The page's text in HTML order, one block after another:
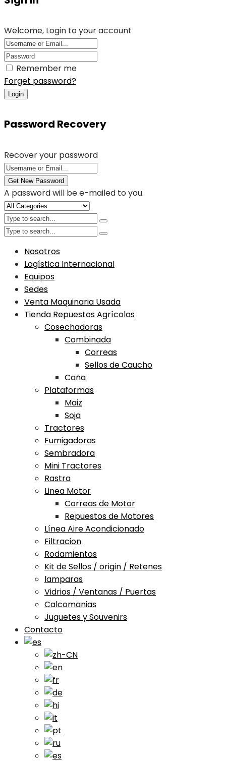
Welcome, Login to your account
Remember me
Forget password?
Login
Password Recovery
Recover your password
Get New Password
A password will be e-mailed to you.
Nosotros
Logística Internacional
Equipos
Sedes
Venta Maquinaria Usada
Tienda Repuestos Agrícolas
Cosechadoras
Combinada
Correas
Sellos de Caucho
Caña
Plataformas
Maiz
Soja
Tractores
Fumigadoras
Sembradora
Mini Tractores
Rastra
Linea Motor
Correas de Motor
Repuestos de Motores
Línea Aire Acondicionado
Filtracion
Rodamientos
Kit de Sellos / origin / Retenes
lamparas
Vidrios / Ventanas / Puertas
Calcomanias
Juguetes y Souvenirs
Contacto